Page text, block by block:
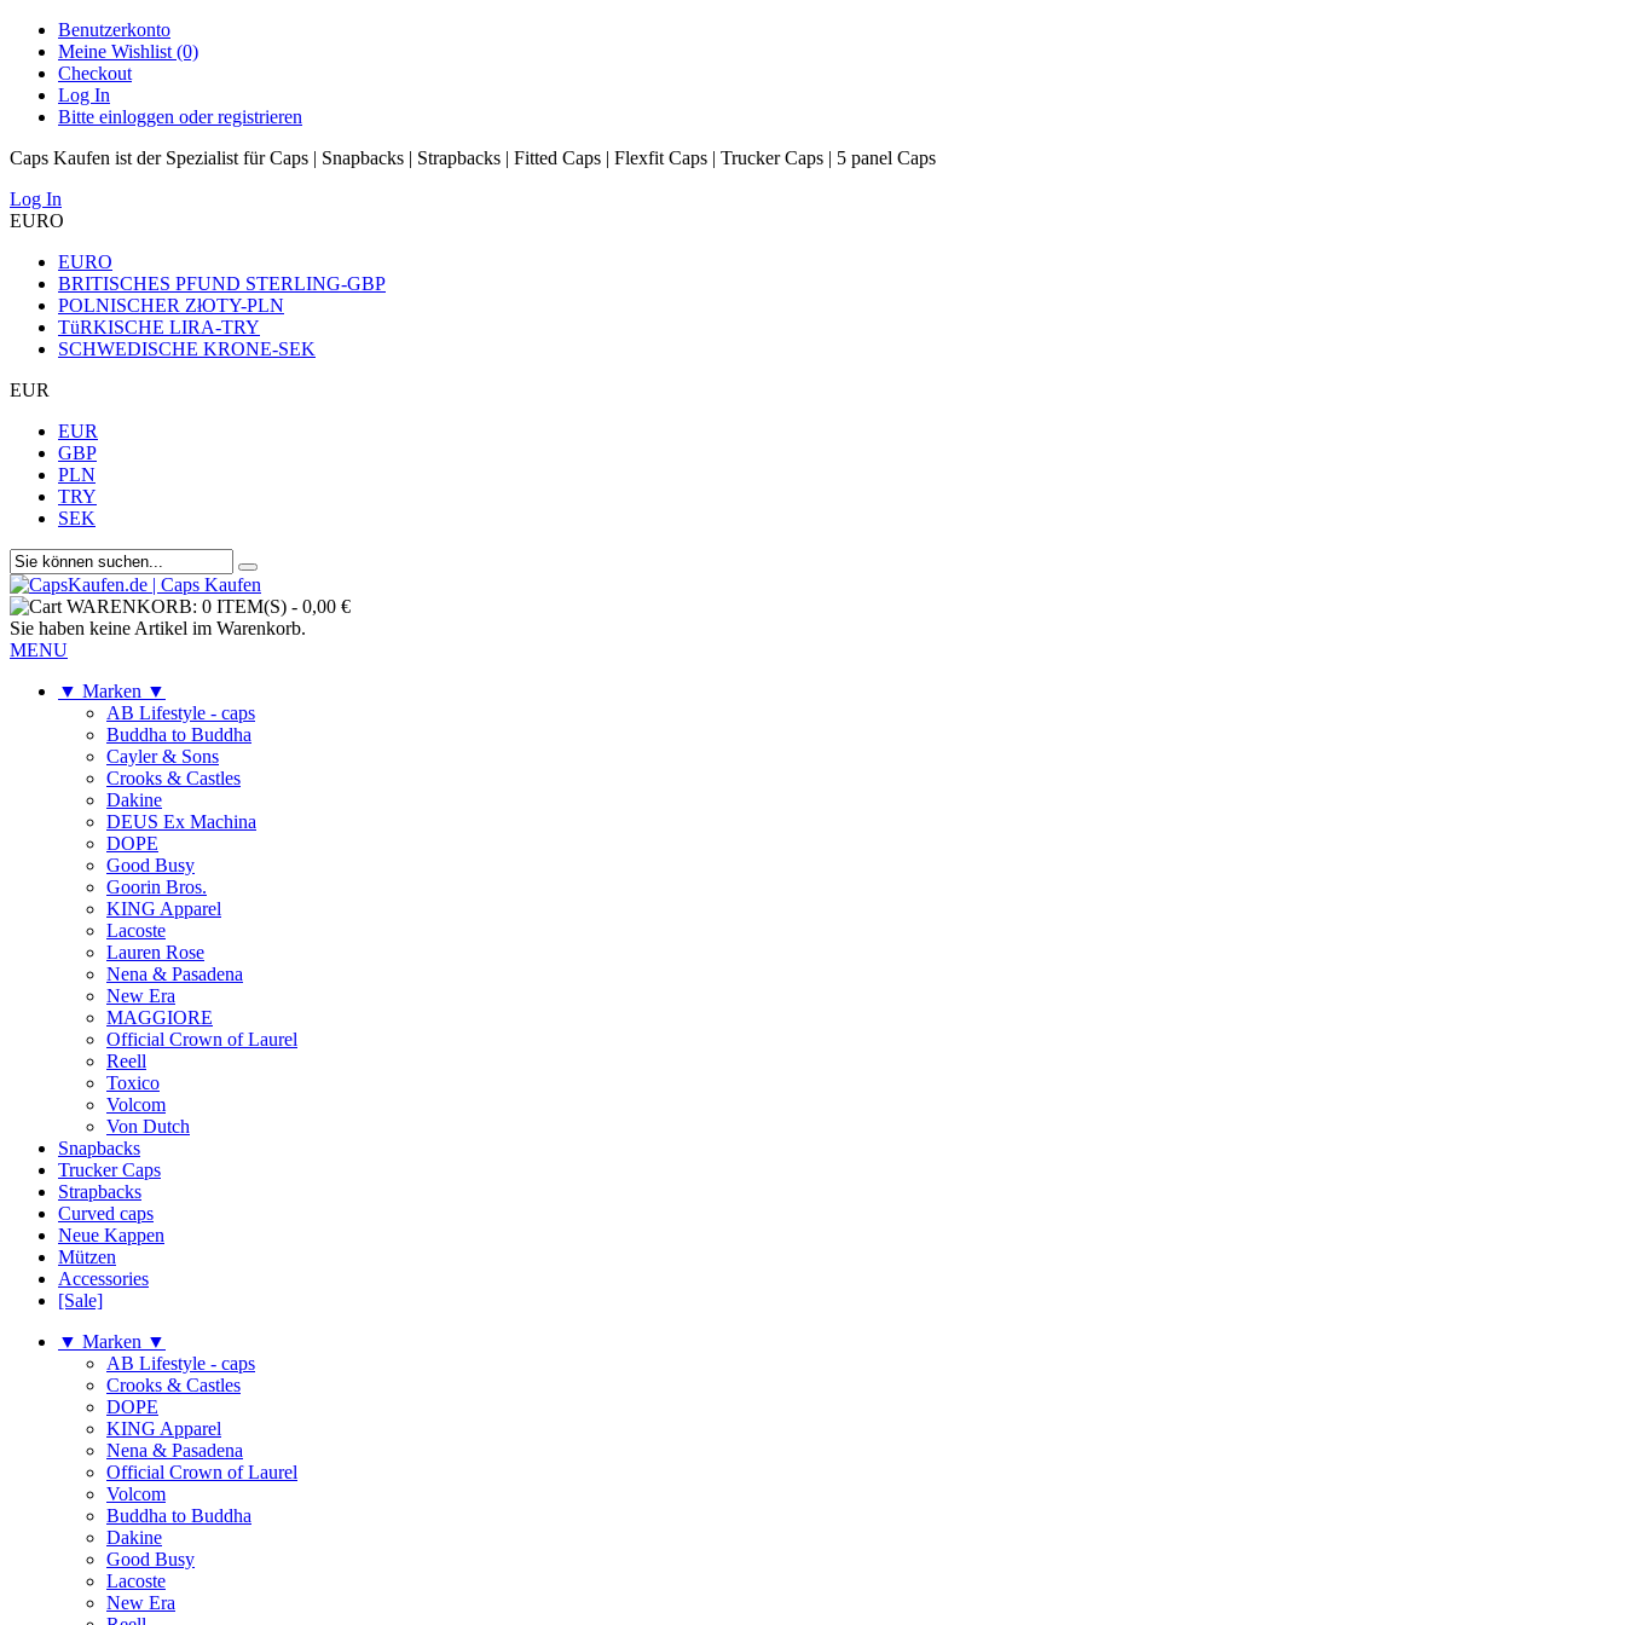
Benutzerkonto
Meine Wishlist (0)
Checkout
Log In
Bitte einloggen oder registrieren
Caps Kaufen ist der Spezialist für Caps | Snapbacks | Strapbacks | Fitted Caps | Flexfit Caps | Trucker Caps | 5 panel Caps
Log In
EURO
EURO
BRITISCHES PFUND STERLING-GBP
POLNISCHER ZłOTY-PLN
TüRKISCHE LIRA-TRY
SCHWEDISCHE KRONE-SEK
EUR
EUR
GBP
PLN
TRY
SEK
WARENKORB: 0 ITEM(S) - 0,00 €
Sie haben keine Artikel im Warenkorb.
MENU
▼ Marken ▼
AB Lifestyle - caps
Buddha to Buddha
Cayler & Sons
Crooks & Castles
Dakine
DEUS Ex Machina
DOPE
Good Busy
Goorin Bros.
KING Apparel
Lacoste
Lauren Rose
Nena & Pasadena
New Era
MAGGIORE
Official Crown of Laurel
Reell
Toxico
Volcom
Von Dutch
Snapbacks
Trucker Caps
Strapbacks
Curved caps
Neue Kappen
Mützen
Accessories
[Sale]
▼ Marken ▼
AB Lifestyle - caps
Crooks & Castles
DOPE
KING Apparel
Nena & Pasadena
Official Crown of Laurel
Volcom
Buddha to Buddha
Dakine
Good Busy
Lacoste
New Era